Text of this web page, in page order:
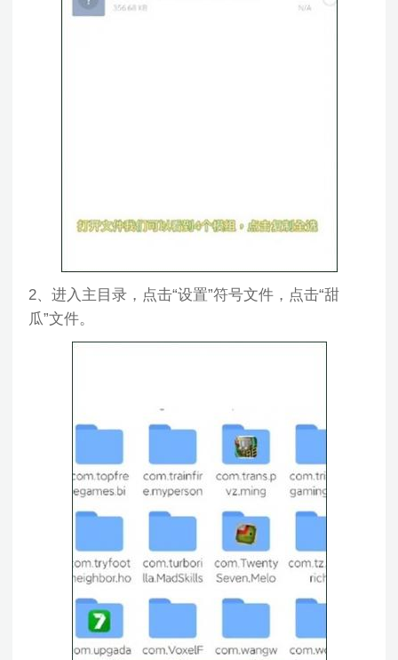
2、进入主目录，点击“设置”符号文件，点击“甜
瓜”文件。